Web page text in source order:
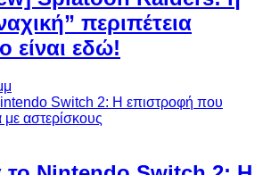
περιπέτεια
είναι εδώ!